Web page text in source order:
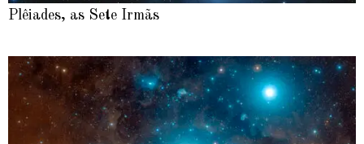
Plêiades, as Sete Irmãs